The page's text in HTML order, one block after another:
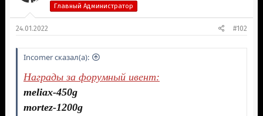
и
:
Главный Администратор
24.01.2022 #102
Inсоmer сказал(а):
Награды за форумный ивент:
meliax-450g
mortеz-1200g